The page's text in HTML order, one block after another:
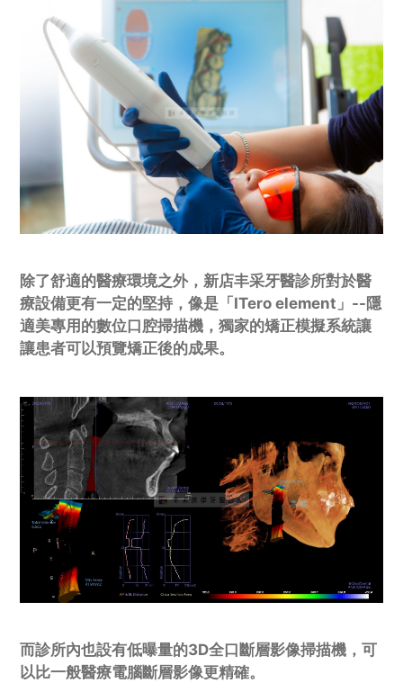
除了舒適的醫療環境之外，新店丰采牙醫診所對於醫
療設備更有一定的堅持，像是「ITero element」--隱
適美專用的數位口腔掃描機，獨家的矯正模擬系統讓
讓患者可以預覽矯正後的成果。
而診所內也設有低曝量的3D全口斷層影像掃描機，可
以比一般醫療電腦斷層影像更精確。